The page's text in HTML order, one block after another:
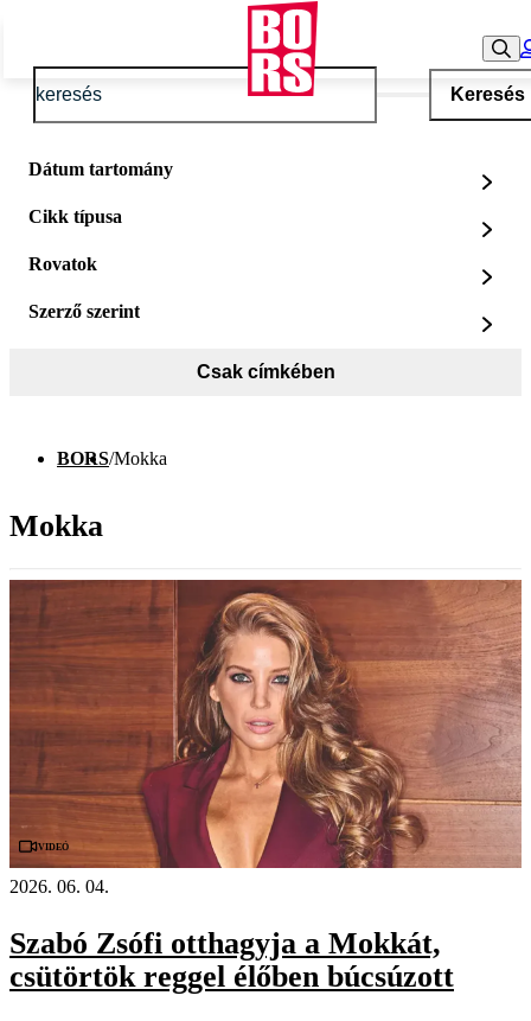
Keresés
Dátum tartomány
Cikk típusa
Rovatok
Szerző szerint
Csak címkében
BORS/Mokka
Mokka
Videó
2026. 06. 04.
Szabó Zsófi otthagyja a Mokkát,
csütörtök reggel élőben búcsúzott